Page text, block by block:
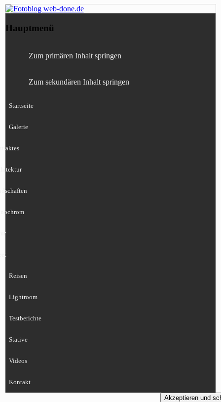
Fotoblog web-done.de
Canon, Nikon, Sony
Hauptmenü
Zum primären Inhalt springen
Zum sekundären Inhalt springen
Startseite
Galerie
Reisen
Lightroom
Testberichte
Stative
Videos
Kontakt